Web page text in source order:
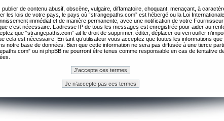
de contenu abusif, obscène, vulgaire, diffamatoire, choquant, menaçant, à
les lois de votre pays, le pays où “strangepaths.com” est hébergé ou la Loi
immédiat et de manière permanente, avec une notification de votre Fournisseur
c’est nécessaire. L’adresse IP de tous les messages est enregistrée pour aider au
que “strangepaths.com” ait le droit de supprimer, éditer, déplacer ou verrouiller
cela est nécessaire. En tant qu’utilisateur vous acceptez que toutes les informations
notre base de données. Bien que cette information ne sera pas diffusée à une tierce
ou ni phpBB ne pourront être tenus comme responsable en cas de tentative